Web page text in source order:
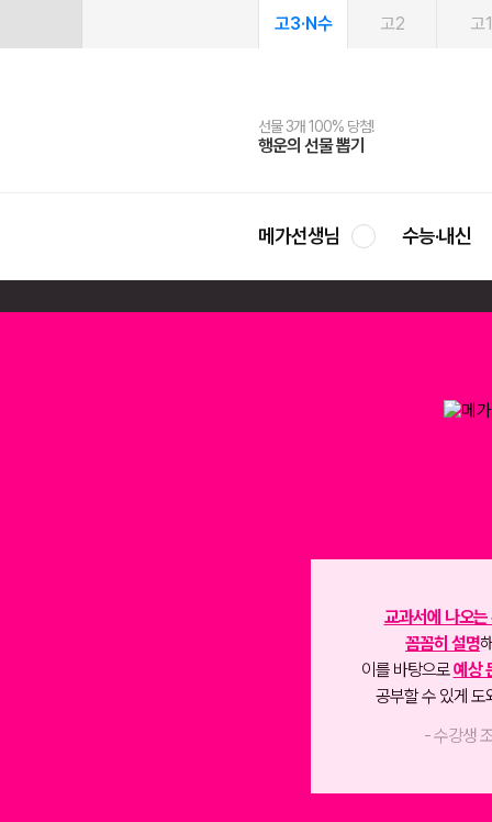
고3·N수 고2 고1
선물 3개 100% 당첨!
행운의 선물 뽑기
선물 100% 증정!
메가스터디 X 올리브
여름방학 스터디 캐시백
메가런 썸머스쿨
2027 러셀 단과
강사 공개선발
스마트러닝앱
설문 EVENT
메가패스
3일 무료 체험권
메가패스 수강생 무료혜택!
메가클럽 멤버십
사회공헌 캠페인
희망이룸 메가나눔
메가선생님 수능·내신
시험에 나
이미 알고는 있
있는 부
내신에 나
정말 잘 짚어
- 수